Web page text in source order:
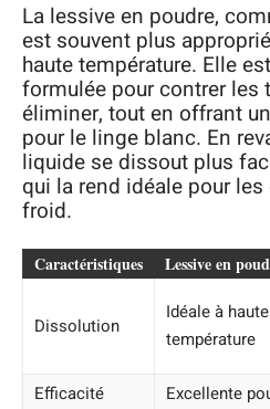
La lessive en poudre,
est souvent plus
haute température. Elle
formulée pour contrer les
éliminer, tout en offrant
pour le linge blanc. En
liquide se dissout plus
qui la rend idéale pour
froid.
Caractéristiques Lessive en
Dissolution
Idéale à haute
température
Efficacité
Excellente